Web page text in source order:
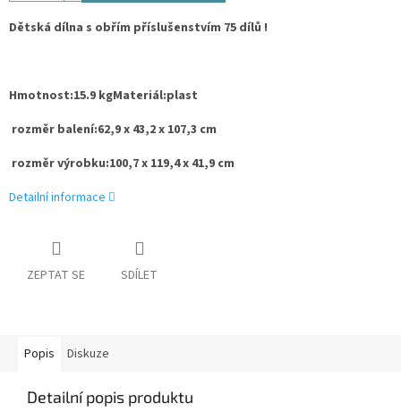
Dětská dílna s obřím příslušenstvím 75 dílů !
Hmotnost:15.9 kgMateriál:plast
rozměr balení:62,9 x 43,2 x 107,3 cm
rozměr výrobku:100,7 x 119,4 x 41,9 cm
Detailní informace
ZEPTAT SE SDÍLET
Popis Diskuze
Detailní popis produktu